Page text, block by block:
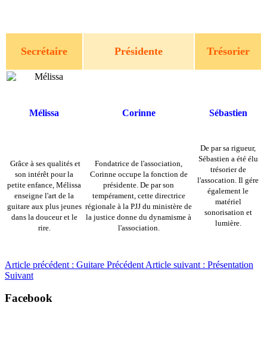
Secrétaire Présidente Trésorier
Mélissa Corinne Sébastien
Grâce à ses qualités et
son intérêt pour la
petite enfance, Mélissa
enseigne l'art de la
guitare aux plus jeunes
dans la douceur et le
rire.
Fondatrice de l'association,
Corinne occupe la fonction de
présidente. De par son
tempérament, cette directrice
régionale à la PJJ du ministère de
la justice donne du dynamisme à
l'association.
De par sa rigueur,
Sébastien a été élu
trésorier de
l'assocation. Il gére
également le
matériel
sonorisation et
lumière.
Article précédent : Guitare Précédent Article suivant : Présentation
Suivant
Facebook